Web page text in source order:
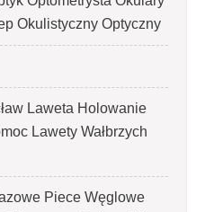
Okulistyczny Optyczny
Laweta Holowanie
Lawety Wałbrzych
Piece Węglowe